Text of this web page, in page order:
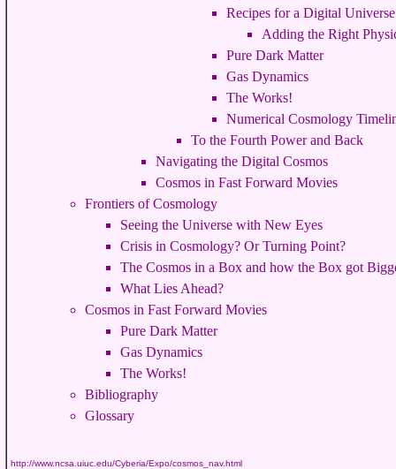
Recipes for a Digital Universe
Adding the Right
Pure Dark Matter
Gas Dynamics
The Works!
Numerical Cosmology
To the Fourth Power and Back
Navigating the Digital Cosmos
Cosmos in Fast Forward Movies
Frontiers of Cosmology
Seeing the Universe with New Eyes
Crisis in Cosmology? Or Turning Point?
The Cosmos in a Box and how the Box got
What Lies Ahead?
Cosmos in Fast Forward Movies
Pure Dark Matter
Gas Dynamics
The Works!
Bibliography
Glossary
http://www.ncsa.uiuc.edu/Cyberia/Expo/cosmos_nav.html